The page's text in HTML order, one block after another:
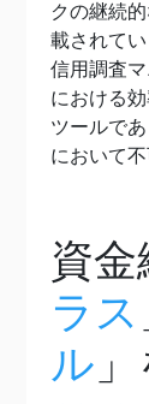
クの継続
載されてい
信用調査
における
ツールで
において
資金
ラス
ル